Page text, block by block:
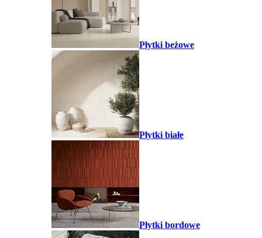
Płytki beżowe
Płytki białe
Płytki bordowe